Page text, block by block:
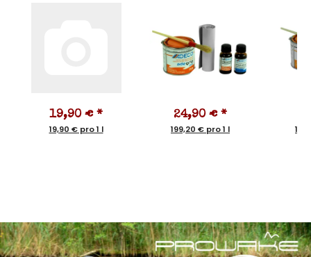
19,90 € *
19,90 € pro 1 l
24,90 € *
199,20 € pro 1 l